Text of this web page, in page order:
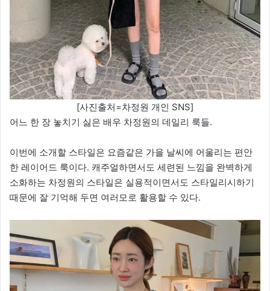
[사진출처=차정원 개인 SNS]
어느 한 장 놓치기 싫은 배우 차정원의 데일리 룩들.
이번에 소개할 스타일은 요즘같은 가을 날씨에 어울리는 편안
한 레이어드 룩이다. 캐주얼하면서도 세련된 느낌을 완벽하게
소화하는 차정원의 스타일은 실용적이면서도 스타일리시하기
때문에 잘 기억해 두면 여러모로 활용할 수 있다.